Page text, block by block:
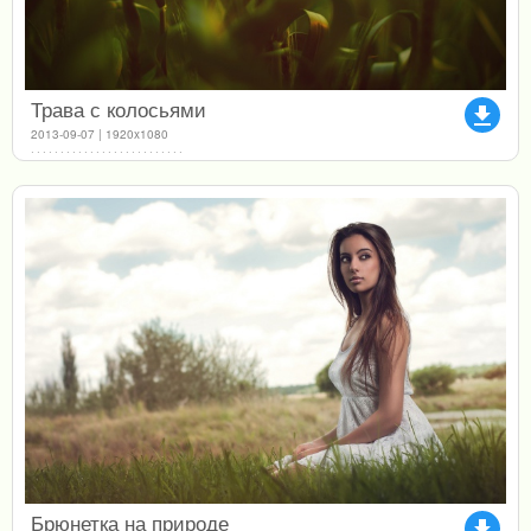
file_download
Трава с колосьями
2013-09-07 | 1920x1080
Брюнетка на природе